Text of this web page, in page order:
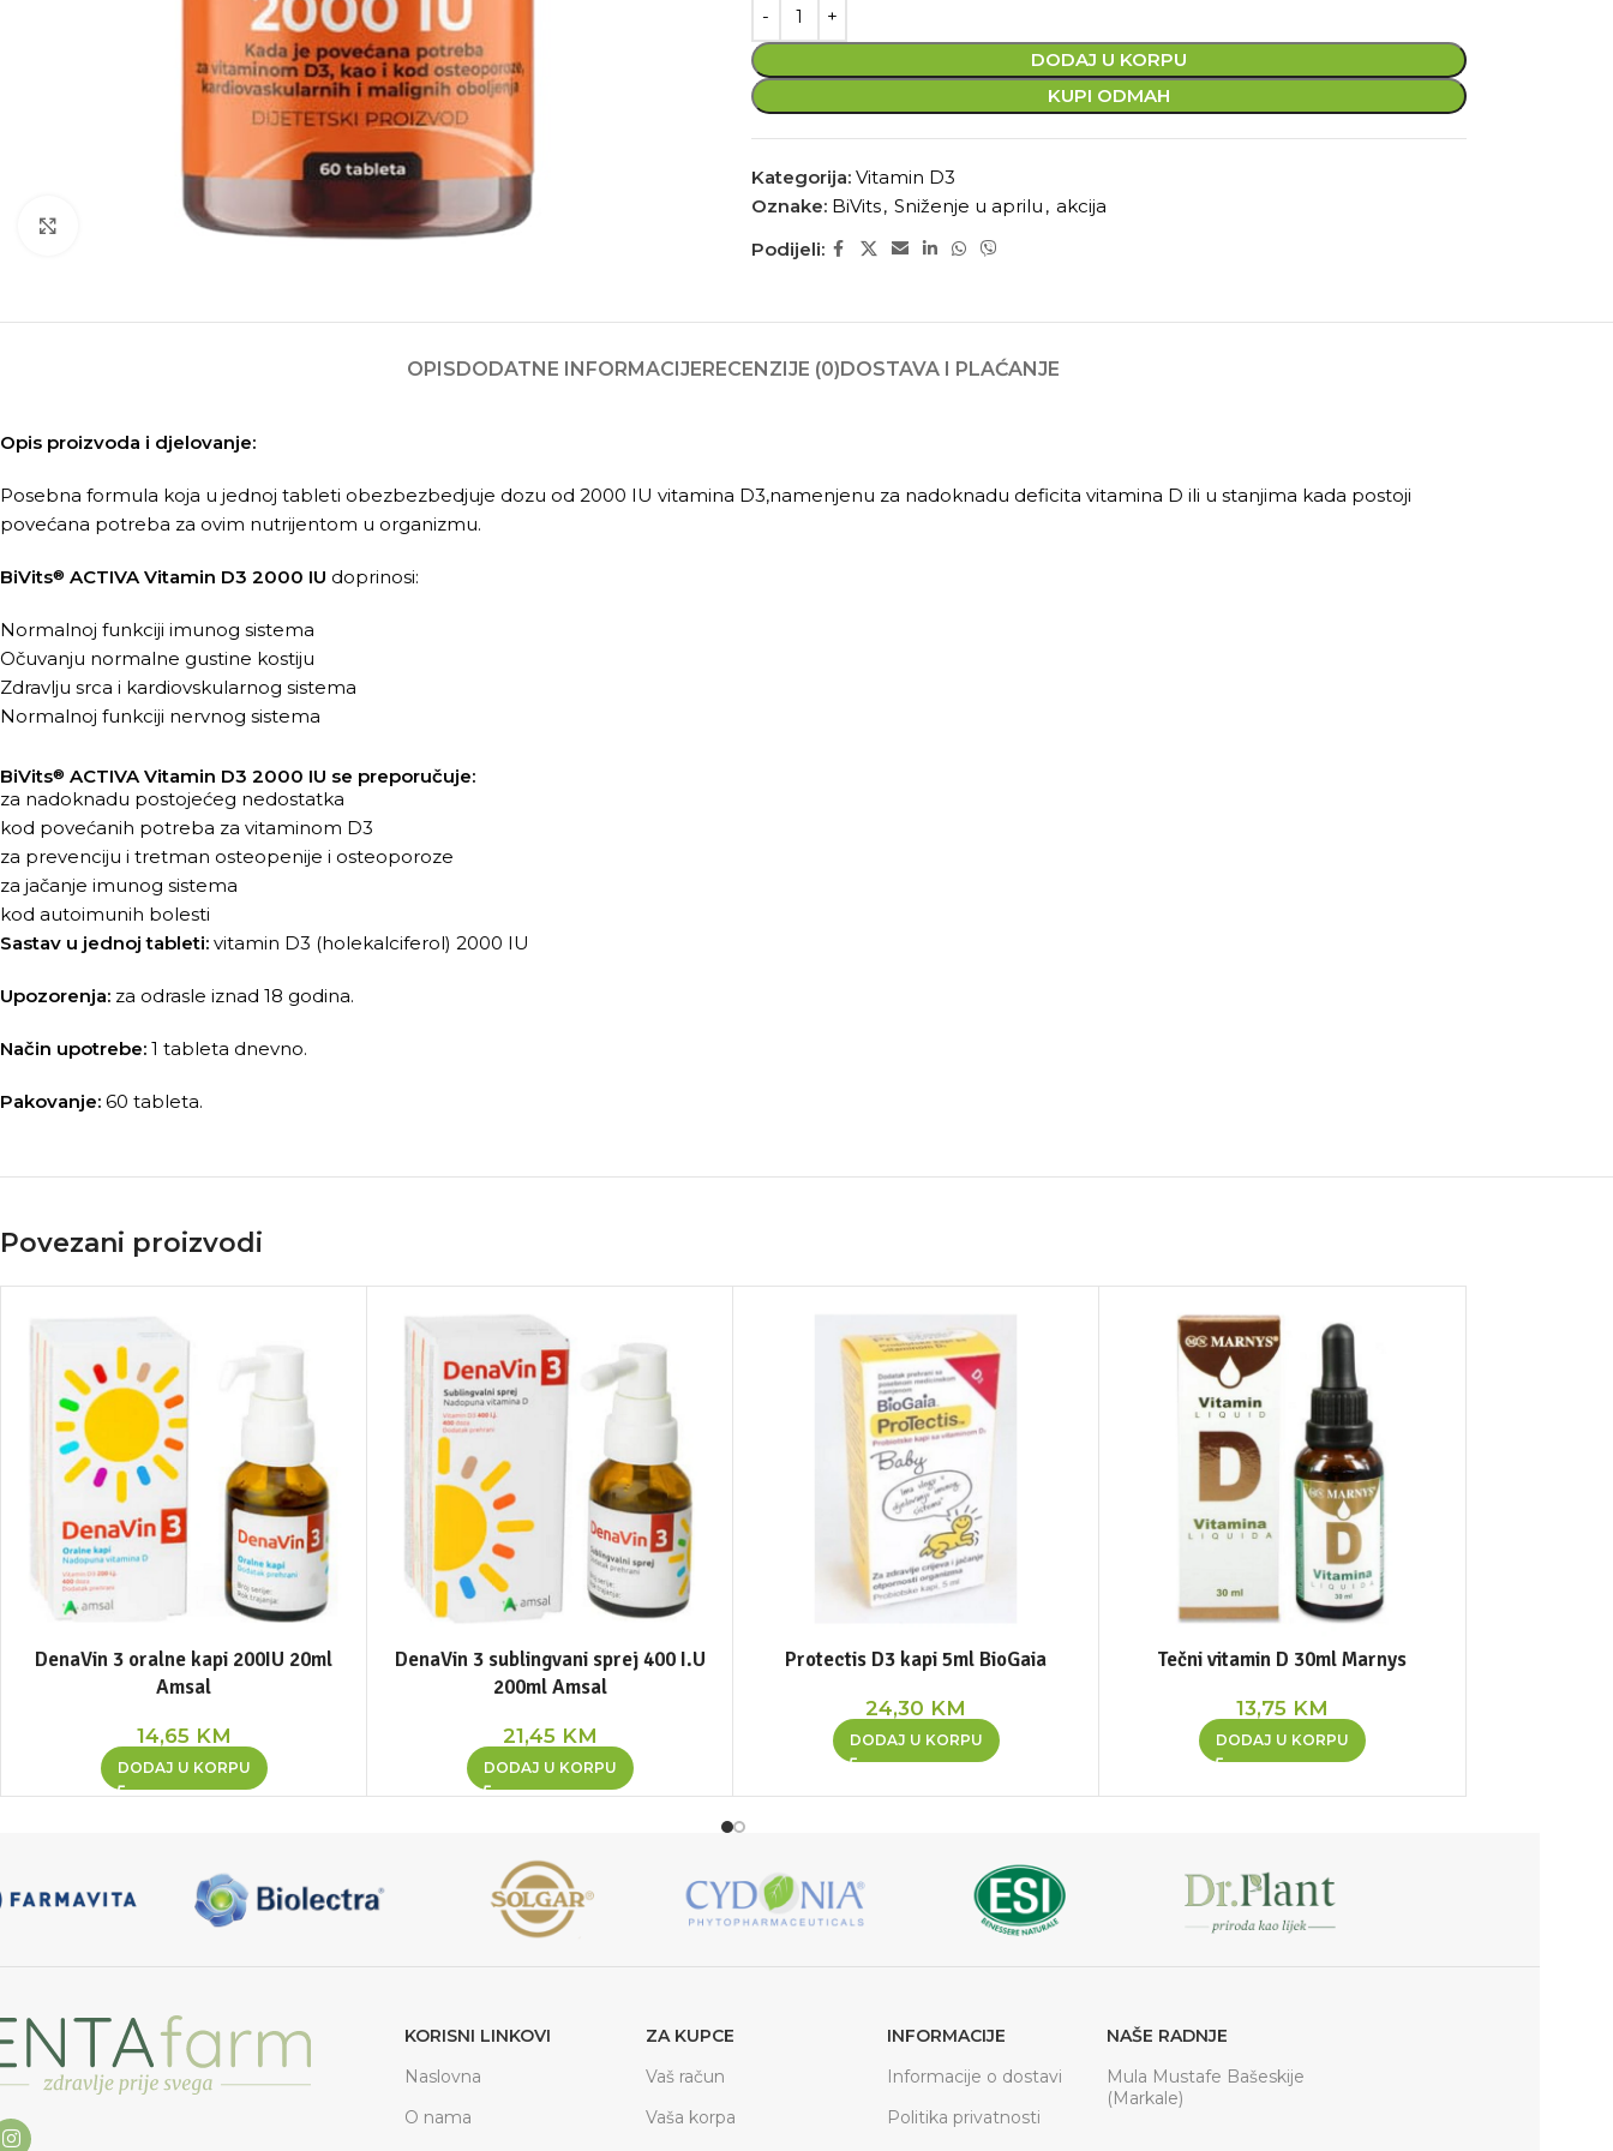
Kliknite za povećanje
DODAJ U KORPU
KUPI ODMAH
Kategorija: Vitamin D3
Oznake: BiVits, Sniženje u aprilu , akcija
Podijeli:
OPISDODATNE INFORMACIJERECENZIJE (0)DOSTAVA I PLAĆANJE
Opis proizvoda i djelovanje:
Posebna formula koja u jednoj tableti obezbezbedjuje dozu od 2000 IU vitamina D3,namenjenu za nadoknadu deficita vitamina D ili u stanjima kada postoji
povećana potreba za ovim nutrijentom u organizmu.
BiVits® ACTIVA Vitamin D3 2000 IU doprinosi:
Normalnoj funkciji imunog sistema
Očuvanju normalne gustine kostiju
Zdravlju srca i kardiovskularnog sistema
Normalnoj funkciji nervnog sistema
BiVits® ACTIVA Vitamin D3 2000 IU se preporučuje:
za nadoknadu postojećeg nedostatka
kod povećanih potreba za vitaminom D3
za prevenciju i tretman osteopenije i osteoporoze
za jačanje imunog sistema
kod autoimunih bolesti
Sastav u jednoj tableti: vitamin D3 (holekalciferol) 2000 IU
Upozorenja: za odrasle iznad 18 godina.
Način upotrebe: 1 tableta dnevno.
Pakovanje: 60 tableta.
Povezani proizvodi
DenaVin 3 oralne kapi 200IU 20ml
Amsal
14,65 KM
DODAJ U KORPU
DenaVin 3 sublingvani sprej 400 I.U
200ml Amsal
21,45 KM
DODAJ U KORPU
Protectis D3 kapi 5ml BioGaia
24,30 KM
DODAJ U KORPU
Tečni vitamin D 30ml Marnys
13,75 KM
DODAJ U KORPU
KORISNI LINKOVI
Naslovna
O nama
ZA KUPCE
Vaš račun
Vaša korpa
INFORMACIJE
Informacije o dostavi
Politika privatnosti
NAŠE RADNJE
Mula Mustafe Bašeskije
(Markale)